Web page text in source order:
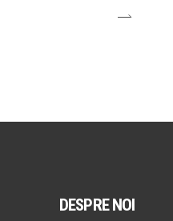
DESPRE NOI